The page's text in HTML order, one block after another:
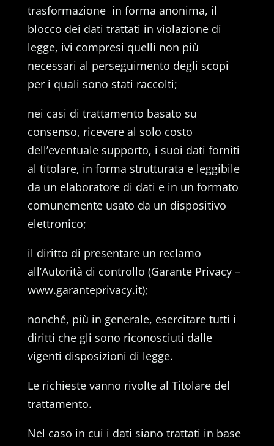
trasformazione in forma anonima, il
blocco dei dati trattati in violazione di
legge, ivi compresi quelli non più
necessari al perseguimento degli scopi
per i quali sono stati raccolti;
nei casi di trattamento basato su
consenso, ricevere al solo costo
dell’eventuale supporto, i suoi dati forniti
al titolare, in forma strutturata e leggibile
da un elaboratore di dati e in un formato
comunemente usato da un dispositivo
elettronico;
il diritto di presentare un reclamo
all’Autorità di controllo (Garante Privacy –
www.garanteprivacy.it);
nonché, più in generale, esercitare tutti i
diritti che gli sono riconosciuti dalle
vigenti disposizioni di legge.
Le richieste vanno rivolte al Titolare del
trattamento.
Nel caso in cui i dati siano trattati in base